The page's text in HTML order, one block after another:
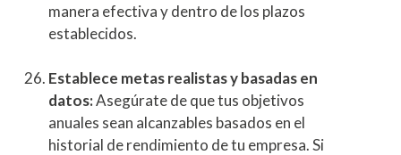
manera efectiva y dentro de los plazos
establecidos.
Establece metas realistas y basadas en
datos:Asegúrate de que tus objetivos
anuales sean alcanzables basados en el
historial de rendimiento de tu empresa. Si